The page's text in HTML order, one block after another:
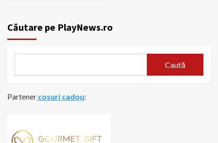
Căutare pe PlayNews.ro
Caută
Partener cosuri cadou: